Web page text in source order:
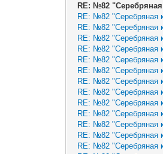
RE: №82 "Серебряная
RE: №82 "Серебряная
RE: №82 "Серебряная
RE: №82 "Серебряная
RE: №82 "Серебряная
RE: №82 "Серебряная
RE: №82 "Серебряная
RE: №82 "Серебряная
RE: №82 "Серебряная
RE: №82 "Серебряная
RE: №82 "Серебряная
RE: №82 "Серебряная
RE: №82 "Серебряная
RE: №82 "Серебряная